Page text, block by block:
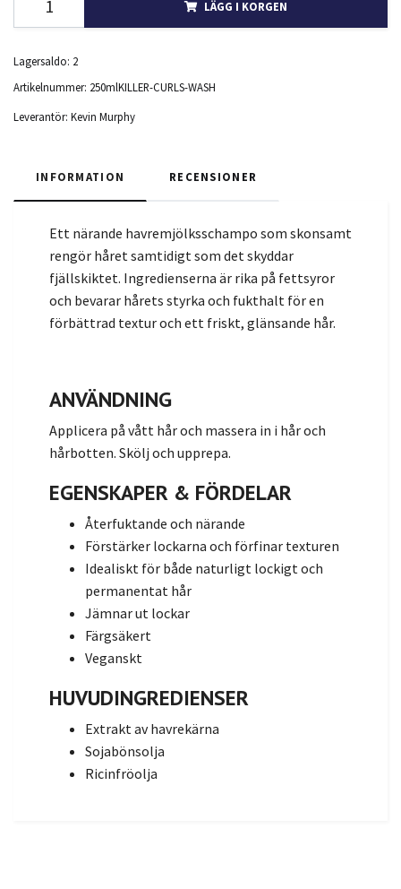
LÄGG I KORGEN
Lagersaldo: 2
Artikelnummer: 250mlKILLER-CURLS-WASH
Leverantör: Kevin Murphy
INFORMATION RECENSIONER
Ett närande havremjölksschampo som skonsamt
rengör håret samtidigt som det skyddar
fjällskiktet. Ingredienserna är rika på fettsyror
och bevarar hårets styrka och fukthalt för en
förbättrad textur och ett friskt, glänsande hår.
ANVÄNDNING
Applicera på vått hår och massera in i hår och
hårbotten. Skölj och upprepa.
EGENSKAPER & FÖRDELAR
Återfuktande och närande
Förstärker lockarna och förfinar texturen
Idealiskt för både naturligt lockigt och
permanentat hår
Jämnar ut lockar
Färgsäkert
Veganskt
HUVUDINGREDIENSER
Extrakt av havrekärna
Sojabönsolja
Ricinfröolja